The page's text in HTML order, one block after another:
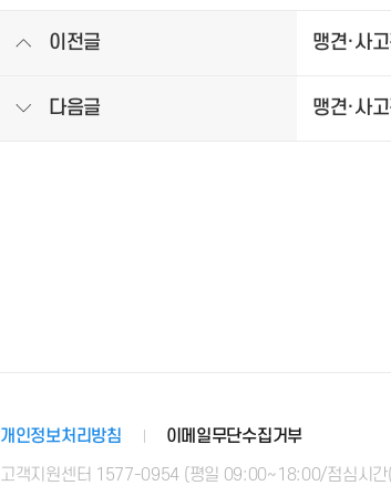
이전글 맹견·사
다음글 맹견·사
개인정보처리방침
이메일무단수집거부
고객지원센터 1577-0954 (평일 09:00~18:00/점심시